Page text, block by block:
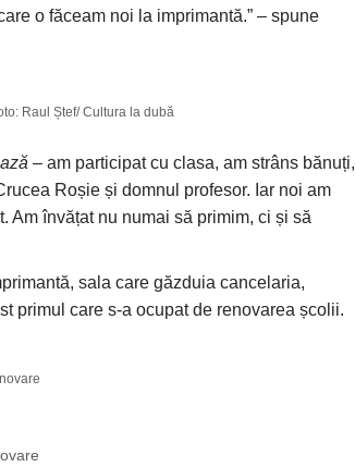
o făceam noi la imprimantă.” – spune
Raul Ștef/ Cultura la dubă
– am participat cu clasa, am strâns bănuți,
Roșie și domnul profesor. Iar noi am
Am învățat nu numai să primim, ci și să
sala care găzduia cancelaria,
primul care s-a ocupat de renovarea școlii.